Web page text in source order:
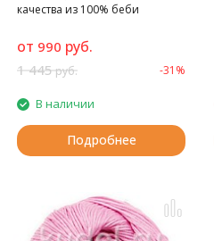
качества из 100% беби
от 990 руб.
1 445руб. -31%
В наличии
Подробнее